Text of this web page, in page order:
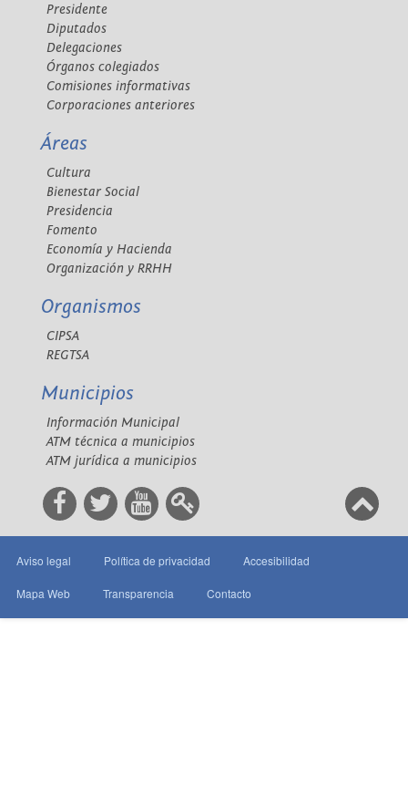
Presidente
Diputados
Delegaciones
Órganos colegiados
Comisiones informativas
Corporaciones anteriores
Áreas
Cultura
Bienestar Social
Presidencia
Fomento
Economía y Hacienda
Organización y RRHH
Organismos
CIPSA
REGTSA
Municipios
Información Municipal
ATM técnica a municipios
ATM jurídica a municipios
Aviso legal Política de privacidad Accesibilidad
Mapa Web Transparencia Contacto